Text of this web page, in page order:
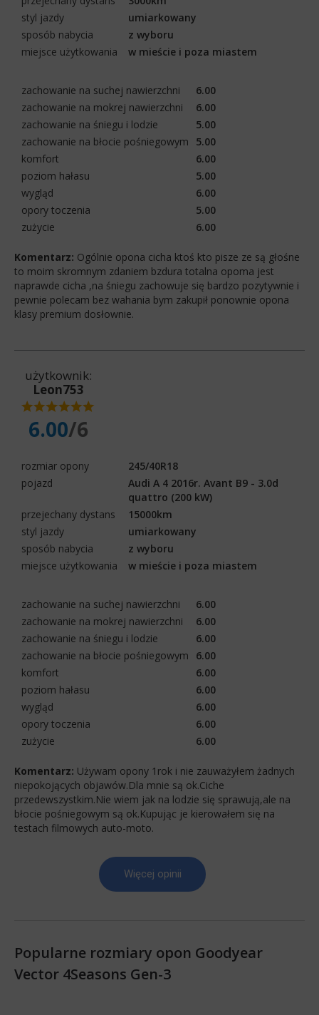
styl jazdy
umiarkowany
sposób nabycia
z wyboru
miejsce użytkowania
w mieście i poza miastem
zachowanie na suchej nawierzchni
6.00
zachowanie na mokrej nawierzchni
6.00
zachowanie na śniegu i lodzie
5.00
zachowanie na błocie pośniegowym
5.00
komfort
6.00
poziom hałasu
5.00
wygląd
6.00
opory toczenia
5.00
zużycie
6.00
Komentarz: Ogólnie opona cicha ktoś kto pisze ze są głośne
to moim skromnym zdaniem bzdura totalna opoma jest
naprawde cicha ,na śniegu zachowuje się bardzo pozytywnie i
pewnie polecam bez wahania bym zakupił ponownie opona
klasy premium dosłownie.
użytkownik:
Leon753
6.00/6
rozmiar opony
245/40R18
pojazd
Audi A 4 2016r. Avant B9 - 3.0d
quattro (200 kW)
przejechany dystans
15000km
styl jazdy
umiarkowany
sposób nabycia
z wyboru
miejsce użytkowania
w mieście i poza miastem
zachowanie na suchej nawierzchni
6.00
zachowanie na mokrej nawierzchni
6.00
zachowanie na śniegu i lodzie
6.00
zachowanie na błocie pośniegowym
6.00
komfort
6.00
poziom hałasu
6.00
wygląd
6.00
opory toczenia
6.00
zużycie
6.00
Komentarz: Używam opony 1rok i nie zauważyłem żadnych
niepokojących objawów.Dla mnie są ok.Ciche
przedewszystkim.Nie wiem jak na lodzie się sprawują,ale na
błocie pośniegowym są ok.Kupując je kierowałem się na
testach filmowych auto-moto.
Więcej opinii
Popularne rozmiary opon Goodyear
Vector 4Seasons Gen-3